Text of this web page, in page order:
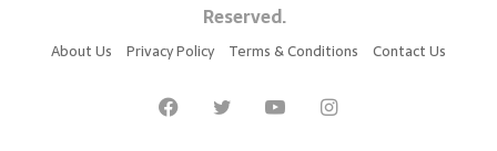
Reserved.
About Us Privacy Policy Terms & Conditions Contact Us
FacebookTwitter YouTubeInstagram